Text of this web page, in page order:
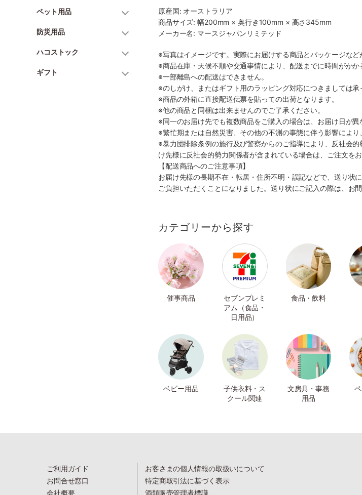
ペット用品
防災用品
ハコストック
ギフト
原産国: オーストラリア
商品サイズ: 幅200mm × 奥行き100mm × 高さ345mm
メーカー名: マースジャパンリミテッド
※写真はイメージです。実際にお届けする商品とパッケージなど
※商品在庫・天候不順や交通事情により、配送までに時間がかか
※一部離島への配送はできません。
※のしがけ、またはギフト用のラッピング対応につきましては承
※商品の外箱に直接配送伝票を貼っての出荷となります。
※他の商品と同梱は出来ませんのでご了承ください。
※同一のお届け先でも複数商品をご購入の場合は、お届け日が異
※繁忙期または自然災害、その他の不測の事態に伴う影響によ
※暴力団排除条例の施行及び警察からのご指導により、反社会
け先様に反社会的勢力関係者が含まれている場合は、ご注文を
【配送商品へのご注意事項】
お届け先様の長期不在・転居・住所不明・誤記などで、送り状
ご負担いただくことになりました。送り状にご記入の際は、お
カテゴリーから探す
催事商品
セブンプレミ
アム（食品・
日用品）
食品・飲料
ベビー用品
子供衣料・ス
クール関連
文房具・事務
用品
ご利用ガイド
お問合せ窓口
会社概要
お客さまの個人情報の取扱いについて
特定商取引法に基づく表示
酒類販売管理者標識